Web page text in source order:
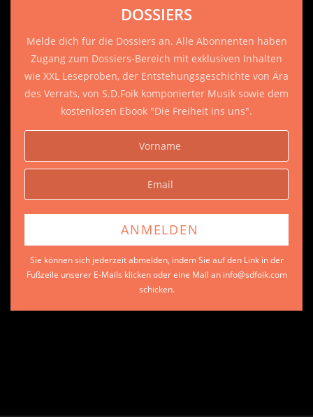
DOSSIERS
Melde dich für die Dossiers an. Alle Abonnenten haben
Zugang zum Dossiers-Bereich mit exklusiven Inhalten
wie XXL Leseproben, der Entstehungsgeschichte von Ära
des Verrats, von S.D.Foik komponierter Musik sowie dem
kostenlosen Ebook "Die Freiheit ins uns".
Sie können sich jederzeit abmelden, indem Sie auf den Link in der
Fußzeile unserer E-Mails klicken oder eine Mail an info@sdfoik.com
schicken.